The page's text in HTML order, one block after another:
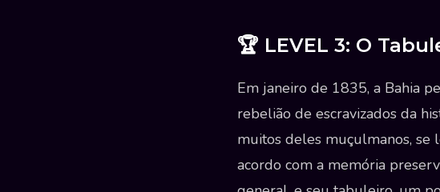
🏆 LEVEL 3: O
Em janeiro de 1835, a Bahia
rebelião de escravizados da
muitos deles muçulmanos, se
acordo com a memória